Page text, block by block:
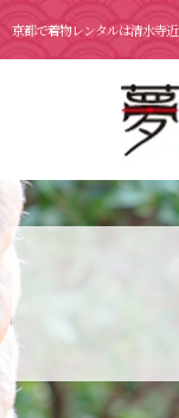
京都で着物レンタルは清水寺
京都の着物レンタル 夢
タル 夢京都高台寺